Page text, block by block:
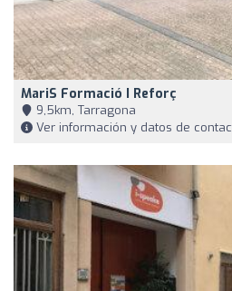
MariS Formació I Reforç
9,5km, Tarragona
Ver información y datos de